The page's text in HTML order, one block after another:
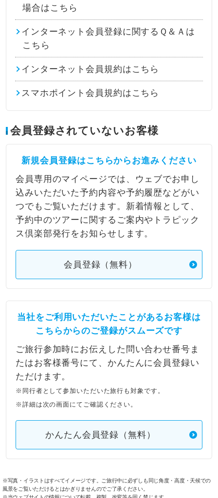
場合はこちら
インターネット会員登録に関するＱ＆Ａは
こちら
インターネット会員規約はこちら
スマホポイント会員規約はこちら
会員登録されていないお客様
新規会員登録はこちらからお進みください
会員専用のマイページでは、ウェブでお申し
込みいただいた予約内容や予約履歴などがい
つでもご覧いただけます。新着情報として、
予約中のツアーに関するご案内やトラピック
ス倶楽部発行をお知らせします。
会員登録（無料）
当社をご利用いただいたことがあるお客様は
こちらからのご登録がスムーズです
ご旅行参加時にお伝えした問い合わせ番号ま
たはお客様番号にて、かんたんに会員登録い
ただけます。
※同行者として参加いただいた旅行も対象です。
※詳細は次の画面にてご確認ください。
かんたん会員登録（無料）
※写真・イラストはすべてイメージです。ご旅行中に必ずしも同じ角度・高度・天候での
風景をご覧いただけるとはかぎりませんのでご了承ください。